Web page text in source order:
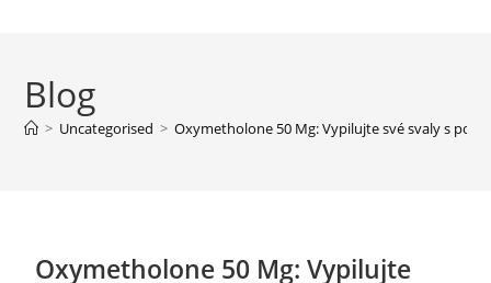
Blog
> Uncategorised > Oxymetholone 50 Mg: Vypilujte své svaly s
Oxymetholone 50 Mg: Vypilujte